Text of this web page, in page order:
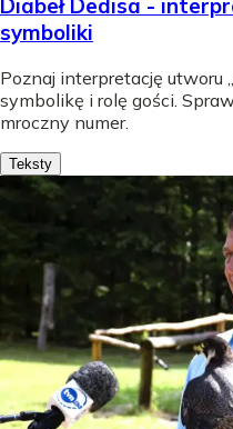
Diabeł Dedisa -
symboliki
Poznaj interpretację utworu
symbolikę i rolę gości.
mroczny numer.
Teksty